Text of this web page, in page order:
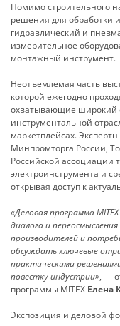
Помимо строительного
решения для обработки
гидравлический и
измерительное
монтажный инструмент.
Неотъемлемая часть
которой ежегодно
охватывающие широкий
инструментальной
маркетплейсах.
Минпромторга России,
Российской ассоциации
электроинструмента и
открывая доступ к
«Деловая программа
диалога и
производителей и
обсуждать ключевые
практическими
повестку ин­дустрии», —
программы MITEX Елена
Экспозиция и деловой